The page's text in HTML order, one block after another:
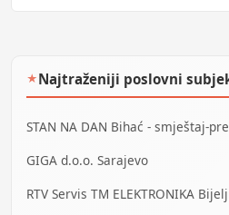
★Najtraženiji poslovni
STAN NA DAN Bihać - smještaj-
GIGA d.o.o. Sarajevo
RTV Servis TM ELEKTRONIKA